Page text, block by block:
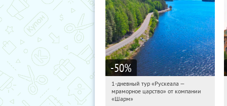
-50%
09:23:03 Купили:
Достоевская
1-дневный тур «Рускеала —
мраморное царство» от компании
«Шарм»